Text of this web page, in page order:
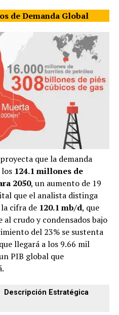
de Demanda Global
que la demanda
124.1 millones de
2050, un aumento de 19
que el analista distinga
cifra de 120.1 mb/d, que
crudo y condensados bajo
del 23% se sustenta
llegará a los 9.66 mil
PIB global que
Descripción Estratégica